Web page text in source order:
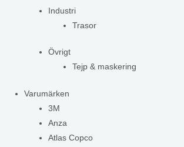
Industri
Trasor
Övrigt
Tejp & maskering
Varumärken
3M
Anza
Atlas Copco